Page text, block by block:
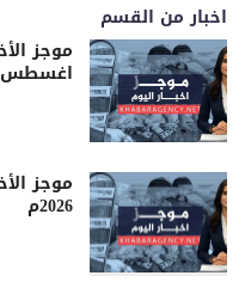
اخبار من القسم
اغسطس 2026م
2026م